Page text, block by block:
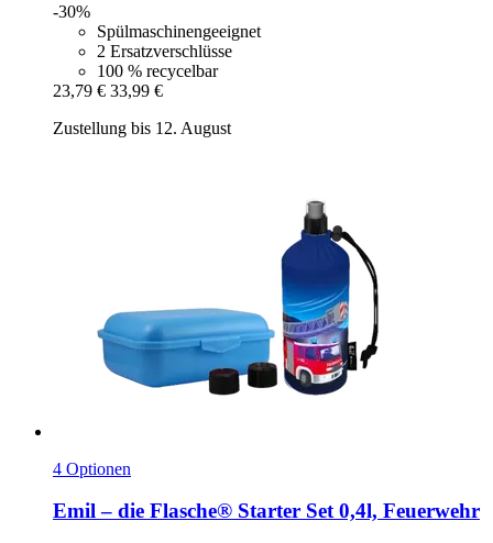
-30%
Spülmaschinengeeignet
2 Ersatzverschlüsse
100 % recycelbar
23,79 € 33,99 €
Zustellung bis 12. August
4 Optionen
Emil – die Flasche® Starter Set 0,4l, Feuerwehr